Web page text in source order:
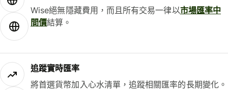
Wise絕無隱藏費用，而且所有交易一律以市場匯率中
間價結算。
追蹤實時匯率
將首選貨幣加入心水清單，追蹤相關匯率的長期變化。